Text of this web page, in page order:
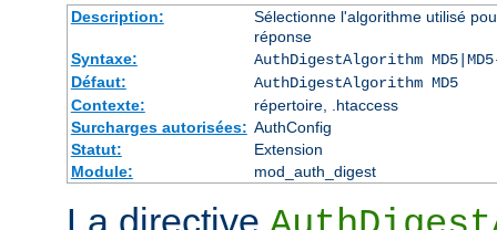
Description:
Sélectionne l'algorithme utilisé
réponse
Syntaxe:
AuthDigestAlgorithm
Défaut:
AuthDigestAlgorithm MD5
Contexte:
répertoire, .htaccess
Surcharges autorisées: AuthConfig
Statut:
Extension
Module:
mod_auth_digest
La directive